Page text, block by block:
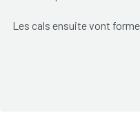
Les cals ensuite vont